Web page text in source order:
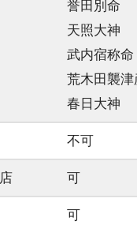
誉田別命
天照大神
武内宿称命
荒木田襲津
春日大神
不可
可
可